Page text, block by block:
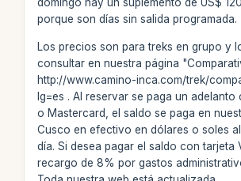
porque son días sin salida programada.
Los precios son para treks en grupo y
consultar en nuestra página
http://www.camino-inca.com/trek/
lg=es . Al reservar se paga un adelanto
o Mastercard, el saldo se paga en
Cusco en efectivo en dólares o soles
día. Si desea pagar el saldo con tarjeta
recargo de 8% por gastos